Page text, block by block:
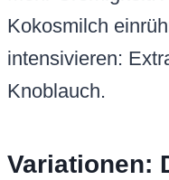
Kokosmilch
intensivieren:
Knoblauch.
Variationen: